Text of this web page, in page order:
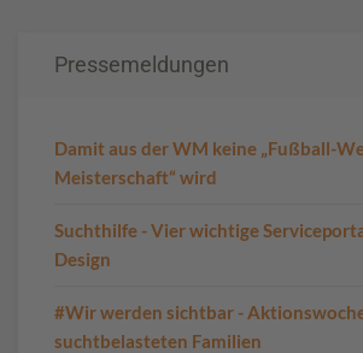
Pressemeldungen
Damit aus der WM keine „Fußball-
Meisterschaft“ wird
Suchthilfe - Vier wichtige
Design
#Wir werden sichtbar -
suchtbelasteten Familien